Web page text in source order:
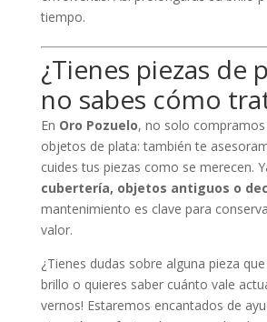
tiempo.
¿Tienes piezas de
no sabes cómo
En Oro Pozuelo, no solo
objetos de plata: también te
cuides tus piezas como se merecen.
cubertería, objetos antiguos o
mantenimiento es clave para
valor.
¿Tienes dudas sobre alguna pieza
brillo o quieres saber cuánto vale
vernos! Estaremos encantados de